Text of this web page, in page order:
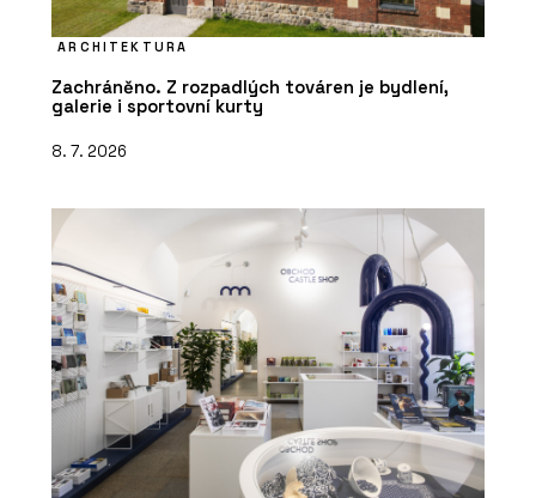
ARCHITEKTURA
Zachráněno. Z rozpadlých továren je bydlení,
galerie i sportovní kurty
8. 7. 2026